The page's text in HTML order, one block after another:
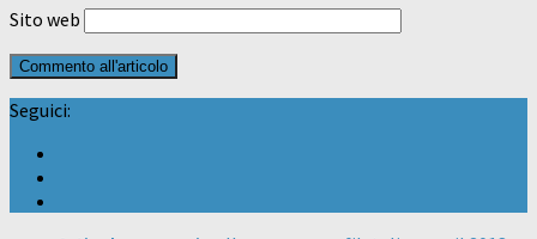
Sito web
Seguici: